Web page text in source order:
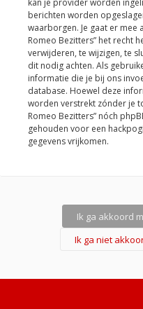
kan je provider worden
berichten worden
waarborgen. Je gaat er mee
Romeo Bezitters” het recht
verwijderen, te wijzigen, te
dit nodig achten. Als
informatie die je bij ons
database. Hoewel deze
worden verstrekt zónder je
Romeo Bezitters” nóch
gehouden voor een
gegevens vrijkomen.